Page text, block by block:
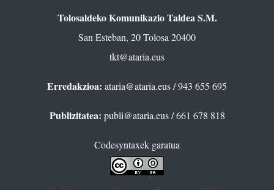
Tolosaldeko Komunikazio Taldea S.M.
San Esteban, 20 Tolosa 20400
tkt@ataria.eus
Erredakzioa: ataria@ataria.eus/ 943 655 695
Publizitatea: publi@ataria.eus/ 661 678 818
Codesyntaxek garatua